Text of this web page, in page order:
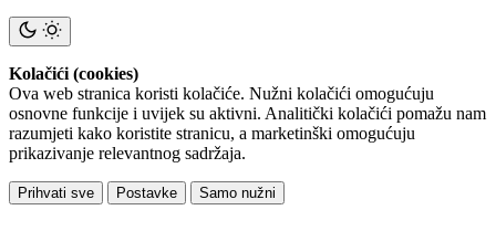
Kolačići (cookies)
Ova web stranica koristi kolačiće. Nužni kolačići omogućuju
osnovne funkcije i uvijek su aktivni. Analitički kolačići pomažu nam
razumjeti kako koristite stranicu, a marketinški omogućuju
prikazivanje relevantnog sadržaja.
Prihvati sve Postavke Samo nužni